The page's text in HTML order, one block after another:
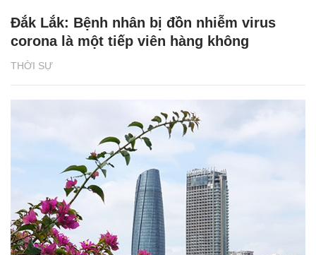
THỜI SỰ
Đắk Lắk: Bệnh nhân bị đồn nhiễm virus
corona là một tiếp viên hàng không